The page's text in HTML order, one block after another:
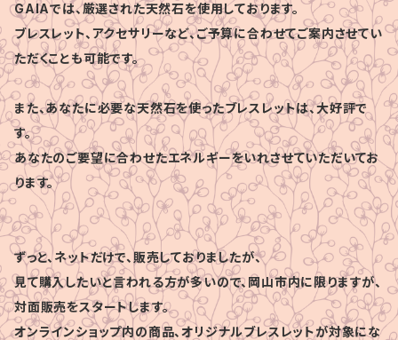
GAIAでは、厳選された天然石を使用しております。
ブレスレット、アクセサリーなど、ご予算に合わせてご案内させてい
ただくことも可能です。
また、あなたに必要な天然石を使ったブレスレットは、大好評で
す。
あなたのご要望に合わせたエネルギーをいれさせていただいてお
ります。
ずっと、ネットだけで、販売しておりましたが、
見て購入したいと言われる方が多いので、岡山市内に限りますが、
対面販売をスタートします。
オンラインショップ内の商品、オリジナルブレスレットが対象にな